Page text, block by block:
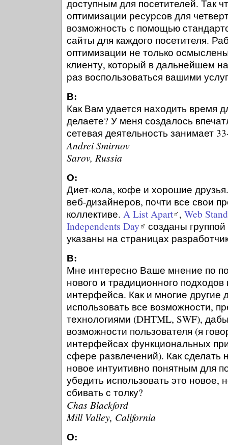
доступным для посетителей. Так
оптимизации ресурсов для
возможность с помощью
сайты для каждого посетителя.
оптимизации не только
клиенту, который в дальнейшем
раз воспользоваться вашими
В:
Как Вам удается находить время
делаете? У меня создалось
сетевая деятельность занимает
Andrei Smirnov
Sarov, Russia
О:
Диет-кола, кофе и хорошие
веб-дизайнеров, почти все свои
коллективе. A List Apart , Web
Independents Day
созданы
указаны на страницах
В:
Мне интересно Ваше мнение по
нового и традиционного
интерфейса. Как и многие другие
использовать все возможности,
технологиями (DHTML, SWF),
возможности пользователя (я
интерфейсах функциональных
сфере развлечений). Как сделать
новое интуитивно понятным для
убедить использовать это новое,
сбивать с толку?
Chas Blackford
Mill Valley, California
О: